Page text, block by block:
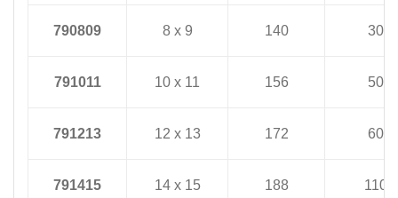
790809 8 x 9 140 30
791011 10 x 11 156 50
791213 12 x 13 172 60
791415 14 x 15 188 110